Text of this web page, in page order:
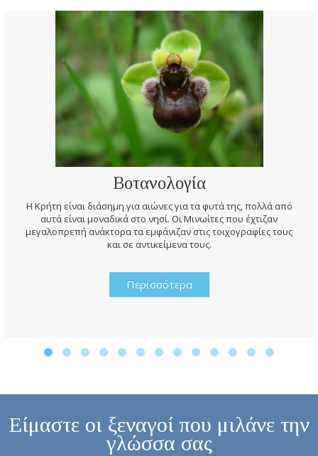
Βοτανολογία
Η Κρήτη είναι διάσημη για αιώνες για τα φυτά της, πολλά από
αυτά είναι μοναδικά στο νησί. Οι Μινωίτες που έχτιζαν
μεγαλοπρεπή ανάκτορα τα εμφάνιζαν στις τοιχογραφίες τους
και σε αντικείμενα τους.
Περισσότερα
Είμαστε οι ξεναγοί που μιλάνε την
γλώσσα σας